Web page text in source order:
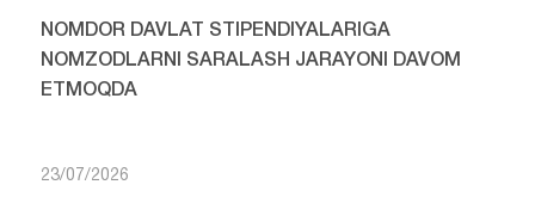
NOMDOR DAVLAT STIPENDIYALARIGA
NOMZODLARNI SARALASH JARAYONI DAVOM
ETMOQDA
23/07/2026